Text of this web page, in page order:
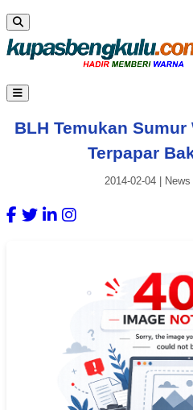
BLH Temukan
Terpapar
2014-02-04| News